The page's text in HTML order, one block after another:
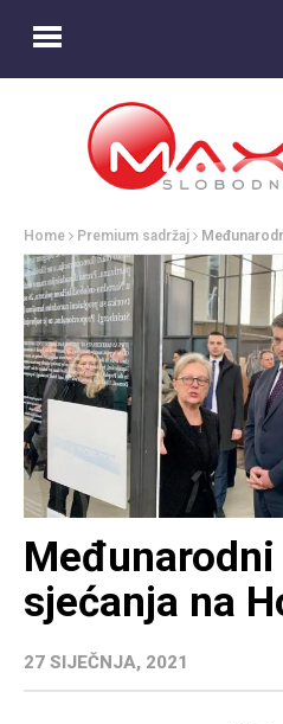
Home Premium sadržaj
Međunarodni
sjećanja na
27 SIJEČNJA, 2021